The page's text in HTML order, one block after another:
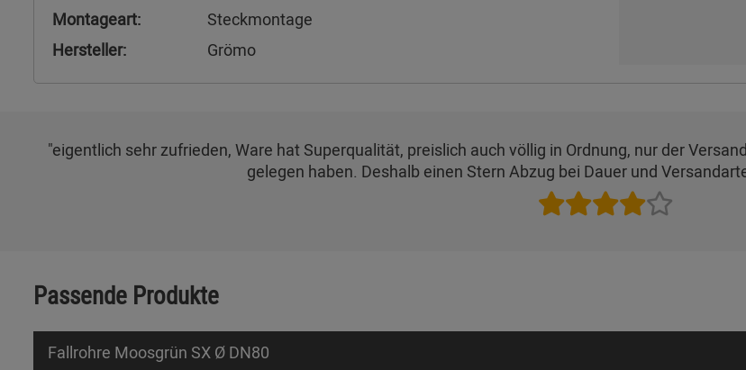
Montageart:
Steckmontage
Hersteller:
Grömo
"eigentlich sehr zufrieden, Ware hat Superqualität, preislich auch völlig in Ordnung, nur der
gelegen haben. Deshalb einen Stern Abzug bei Dauer und
Passende Produkte
Fallrohre Moosgrün SX Ø DN80